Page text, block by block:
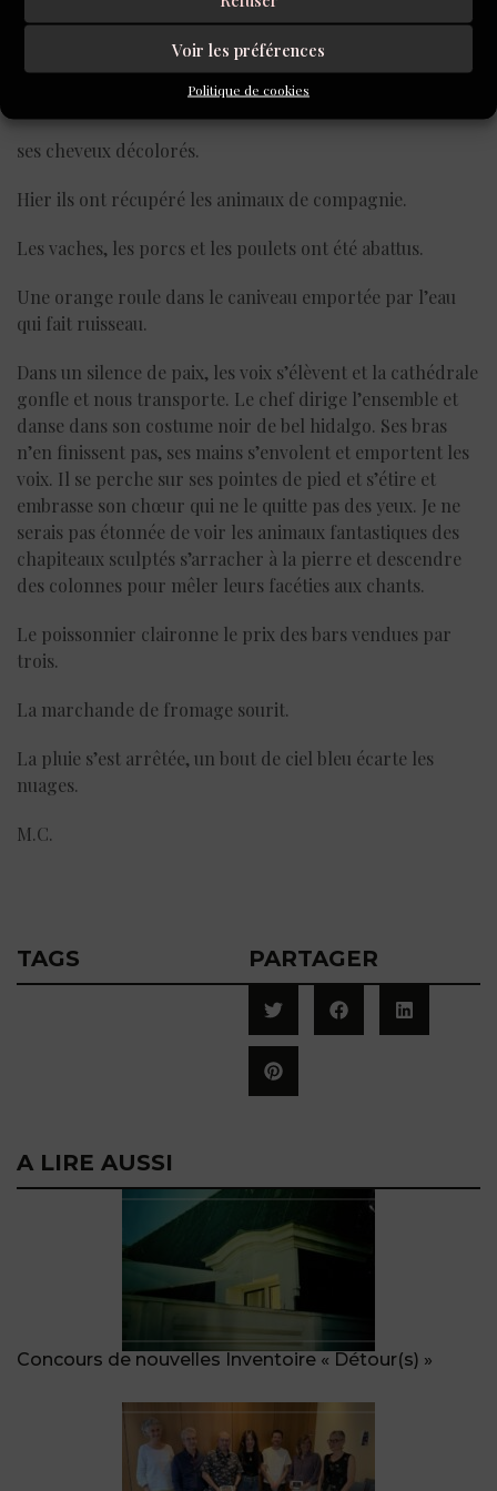
Voir les préférences
Politique de cookies
Des poireaux dépassent. Je ralentis et ne la double pas.
Je connais son visage de pomme ratatinée. Sa capuche en
plastique transparent écrase
ses cheveux décolorés.
Hier ils ont récupéré les animaux de compagnie.
Les vaches, les porcs et les poulets ont été abattus.
Une orange roule dans le caniveau emportée par l’eau
qui fait ruisseau.
Dans un silence de paix, les voix s’élèvent et la cathédrale
gonfle et nous transporte. Le chef dirige l’ensemble et
danse dans son costume noir de bel hidalgo. Ses bras
n’en finissent pas, ses mains s’envolent et emportent les
voix. Il se perche sur ses pointes de pied et s’étire et
embrasse son chœur qui ne le quitte pas des yeux. Je ne
serais pas étonnée de voir les animaux fantastiques des
chapiteaux sculptés s’arracher à la pierre et descendre
des colonnes pour mêler leurs facéties aux chants.
Le poissonnier claironne le prix des bars vendues par
trois.
La marchande de fromage sourit.
La pluie s’est arrêtée, un bout de ciel bleu écarte les
nuages.
M.C.
TAGS PARTAGER
A LIRE AUSSI
Concours de nouvelles Inventoire « Détour(s) »